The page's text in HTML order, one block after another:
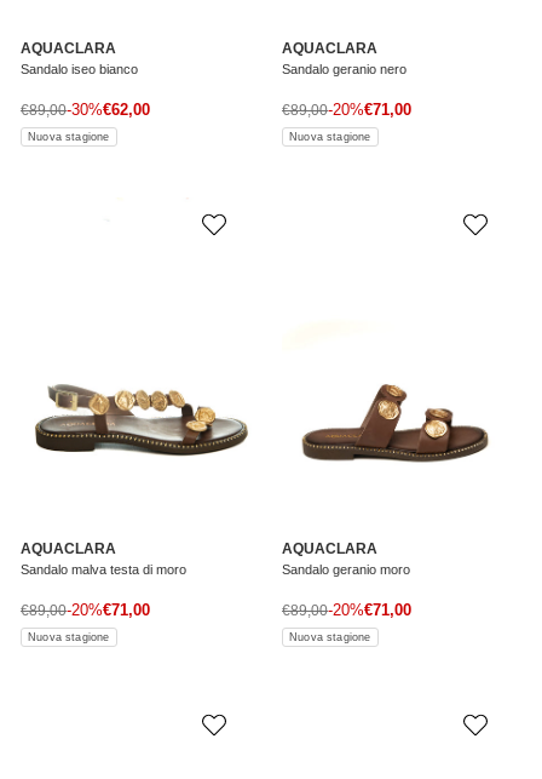
AQUACLARA
Sandalo iseo bianco
Prezzo di vendita
€62,00
Prezzo normale
€89,00-30%
Nuova stagione
AQUACLARA
Sandalo geranio nero
Prezzo di vendita
€71,00
Prezzo normale
€89,00-20%
Nuova stagione
AQUACLARA
Sandalo malva testa di moro
Prezzo di vendita
€71,00
Prezzo normale
€89,00-20%
Nuova stagione
AQUACLARA
Sandalo geranio moro
Prezzo di vendita
€71,00
Prezzo normale
€89,00-20%
Nuova stagione